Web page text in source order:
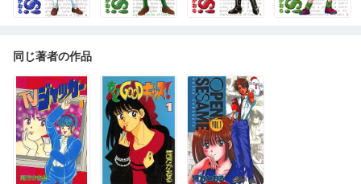
同じ著者の作品